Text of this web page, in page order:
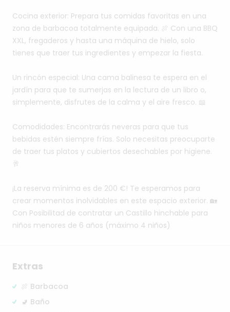
Cocina exterior: Prepara tus comidas favoritas en una
zona de barbacoa totalmente equipada. 🍖 Con una BBQ
XXL, fregaderos y hasta una máquina de hielo, solo
tienes que traer tus ingredientes y empezar la fiesta.
Un rincón especial: Una cama balinesa te espera en el
jardín para que te sumerjas en la lectura de un libro o,
simplemente, disfrutes de la calma y el aire fresco. 📖
Comodidades: Encontrarás neveras para que tus
bebidas estén siempre frías. Solo necesitas preocuparte
de traer tus platos y cubiertos desechables por higiene.
🥂
¡La reserva mínima es de 200 €! Te esperamos para
crear momentos inolvidables en este espacio exterior. 🏡
Con Posibilitad de contratar un Castillo hinchable para
niños menores de 6 años (máximo 4 niños)
Extras
🍖 Barbacoa
🚽 Baño